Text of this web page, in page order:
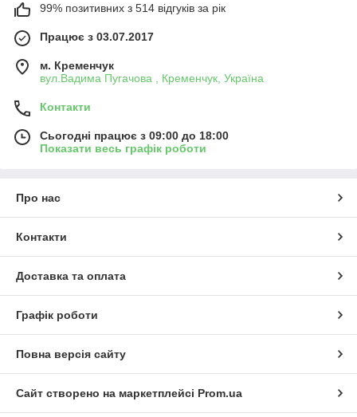
99% позитивних з 514 відгуків за рік
Працює з 03.07.2017
м. Кременчук
вул.Вадима Пугачова , Кременчук, Україна
Контакти
Сьогодні працює з 09:00 до 18:00
Показати весь графік роботи
Про нас
Контакти
Доставка та оплата
Графік роботи
Повна версія сайту
Сайт створено на маркетплейсі Prom.ua